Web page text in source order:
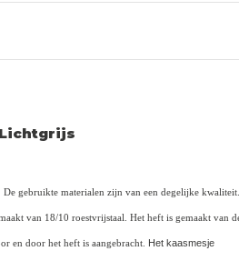
gebruikte materialen zijn van een degelijke kwaliteit.
van 18/10 roestvrijstaal. Het heft is gemaakt van
en door het heft is aangebracht. Het kaasmesje